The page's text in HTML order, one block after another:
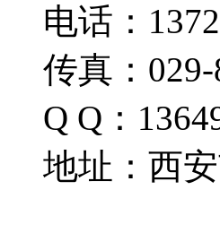
电话：
传真：029-
Q Q：
地址：西